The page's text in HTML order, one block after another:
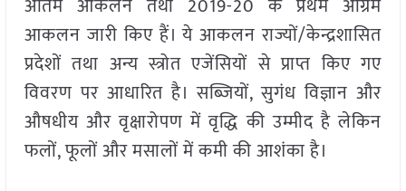
अंतिम आकलन तथा 2019-20 के प्रथम अग्रिम
आकलन जारी किए हैं। ये आकलन राज्यों/केन्द्रशासित
प्रदेशों तथा अन्य स्त्रोत एजेंसियों से प्राप्त किए गए
विवरण पर आधारित है। सब्जियों, सुगंध विज्ञान और
औषधीय और वृक्षारोपण में वृद्धि की उम्मीद है लेकिन
फलों, फूलों और मसालों में कमी की आशंका है।